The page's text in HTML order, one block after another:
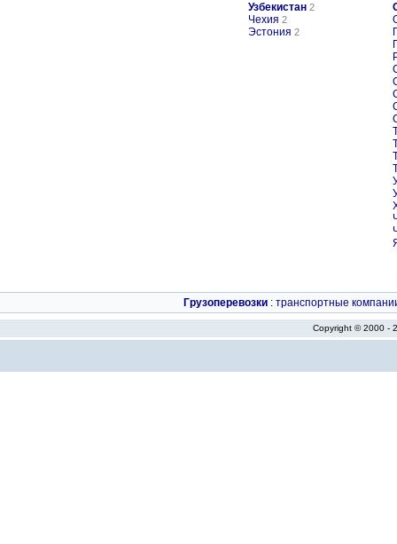
Узбекистан 2
Чехия 2
Эстония 2
Грузоперевозки : транспортные
Copyright © 2000 -